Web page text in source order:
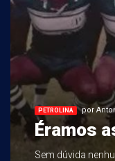
PETROLINA por
Éramos
Sem dúvida